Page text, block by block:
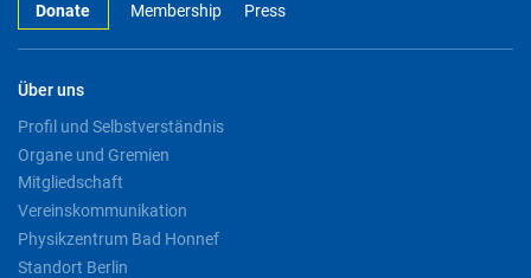
Donate Membership Press
Über uns
Profil und Selbstverständnis
Organe und Gremien
Mitgliedschaft
Vereinskommunikation
Physikzentrum Bad Honnef
Standort Berlin